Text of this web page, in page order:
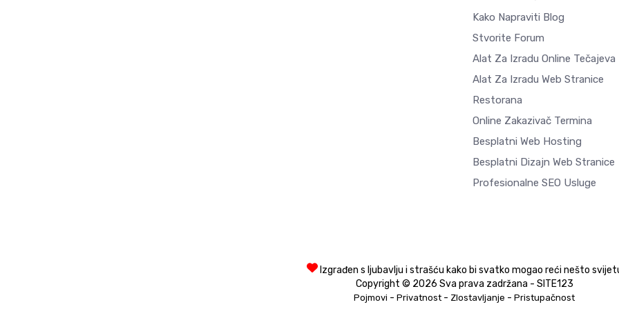
Kako Napraviti Blog
Stvorite Forum
Alat Za Izradu Online Tečajeva
Alat Za Izradu Web Stranice
Restorana
Online Zakazivač Termina
Besplatni Web Hosting
Besplatni Dizajn Web Stranice
Profesionalne SEO Usluge
Izgrađen s ljubavlju i strašću kako bi svatko mogao reći nešto
Copyright © 2026 Sva prava zadržana - SITE123
Pojmovi - Privatnost - Zlostavljanje - Pristupačnost